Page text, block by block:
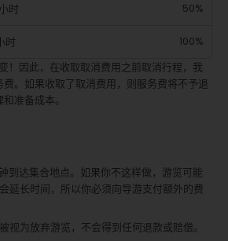
时 50%
时
100%
！因此，在收取取消费用之前取消行程，我
。如果收取了取消费用，则服务费将不予退
准备成本。
到达集合地点。如果你不这样做，游览可能
延长时间，所以你必须向导游支付额外的费
视为放弃游览，不会得到任何退款或赔偿。